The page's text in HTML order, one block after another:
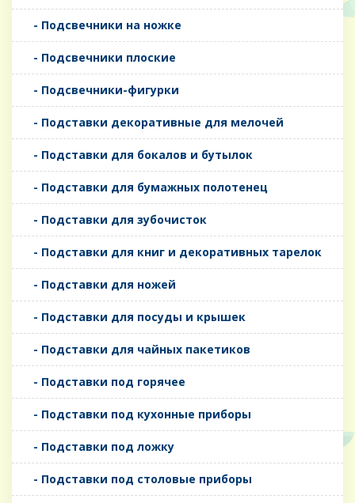
- Подсвечники на ножке
- Подсвечники плоские
- Подсвечники-фигурки
- Подставки декоративные для мелочей
- Подставки для бокалов и бутылок
- Подставки для бумажных полотенец
- Подставки для зубочисток
- Подставки для книг и декоративных тарелок
- Подставки для ножей
- Подставки для посуды и крышек
- Подставки для чайных пакетиков
- Подставки под горячее
- Подставки под кухонные приборы
- Подставки под ложку
- Подставки под столовые приборы